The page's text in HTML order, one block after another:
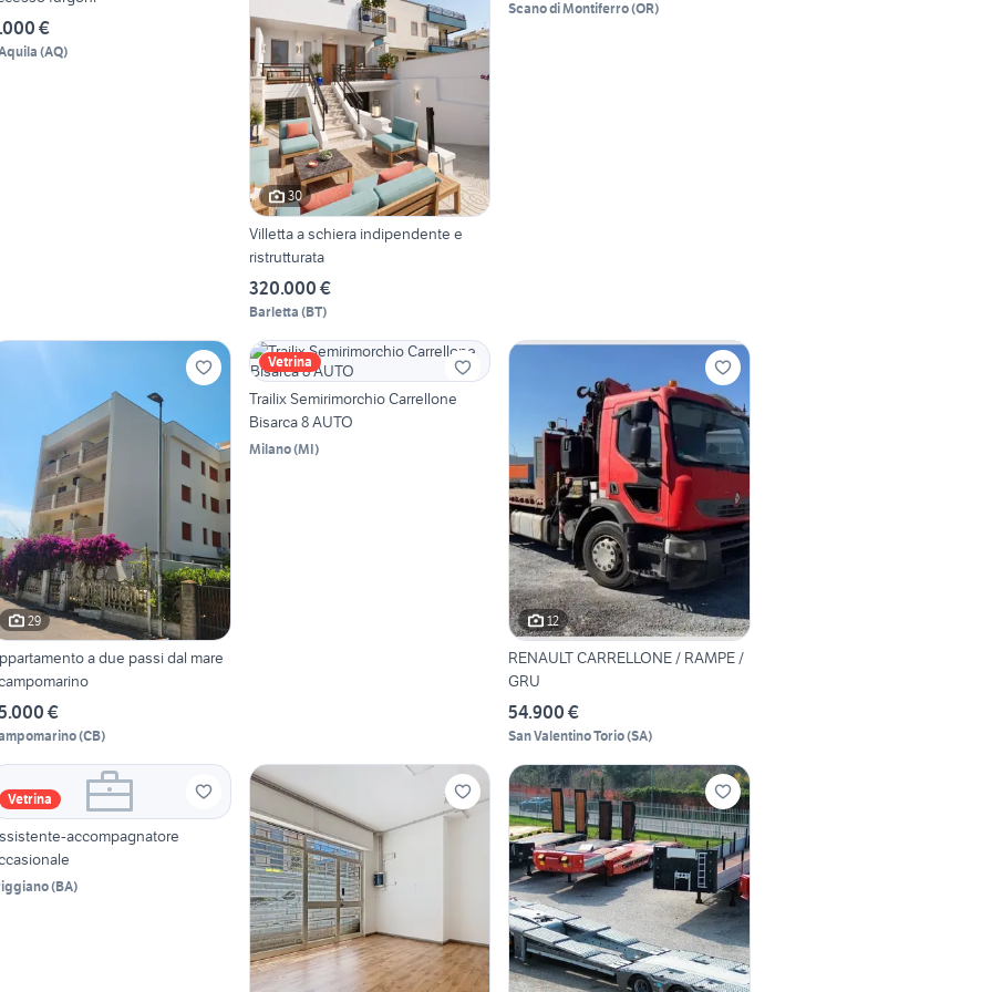
€
(AQ)
30
Villetta a schiera indipendente e
ristrutturata
320.000 €
Barletta (BT)
Scano di Montiferro(OR)
29
a due passi dal mare
€
(CB)
Vetrina
Trailix Semirimorchio Carrellone
Bisarca 8 AUTO
Milano(MI)
12
RENAULT CARRELLONE / RAMPE /
GRU
54.900 €
San Valentino Torio(SA)
Vetrina
accompagnatore
(BA)